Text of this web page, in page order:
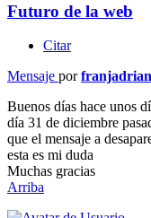
Futuro de la web
Citar
Mensaje porfranjadrian
Buenos días hace unos
día 31 de diciembre
que el mensaje a
esta es mi duda
Muchas gracias
Arriba